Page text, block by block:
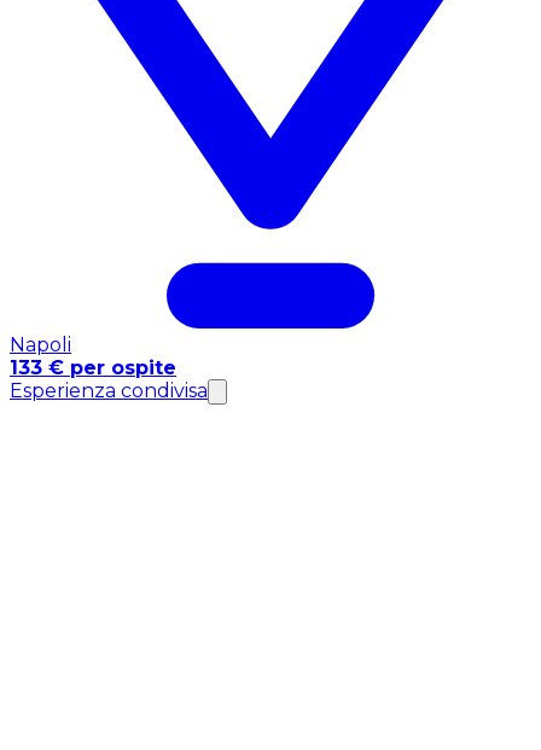
Napoli
133 € per ospite
Esperienza condivisa